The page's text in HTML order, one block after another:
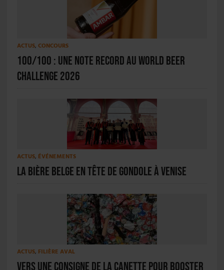
ACTUS, CONCOURS
100/100 : une note record au World Beer
Challenge 2026
ACTUS, ÉVÉNEMENTS
La bière belge en tête de gondole à Venise
ACTUS, FILIÈRE AVAL
Vers une consigne de la canette pour booster